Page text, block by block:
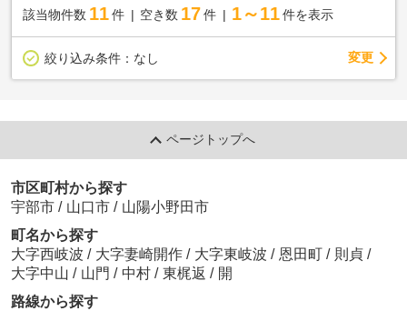
該当物件数 11件 空き数 17 件 1～11 件を表示
絞り込み条件： なし 変更
ページトップへ
市区町村から探す
宇部市 / 山口市 / 山陽小野田市
町名から探す
大字西岐波 / 大字妻崎開作 / 大字東岐波 / 恩田町 / 則貞 /
大字中山 / 山門 / 中村 / 東梶返 / 開
路線から探す